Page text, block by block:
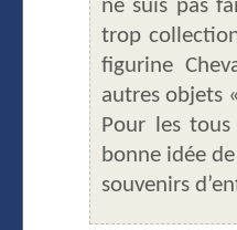
ne suis pas
trop
figurine
autres objets
Pour les
bonne idée
souvenirs